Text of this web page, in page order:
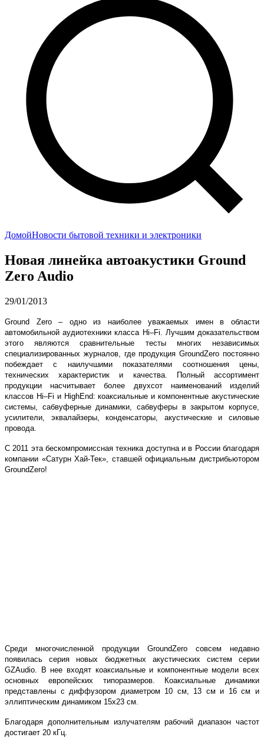
ДомойНовости бытовой техники и электроники
Новая линейка автоакустики Ground
Zero Audio
29/01/2013
Ground Zero– одно из наиболее уважаемых имен в области
автомобильной аудиотехники класса Hi–Fi . Лучшим доказательством
этого являются сравнительные тесты многих независимых
специализированных журналов, где продукцияGroundZero постоянно
побеждает с наилучшими показателями соотношения цены,
технических характеристик и качества. Полный ассортимент
продукции насчитывает более двухсот наименований изделий
классов Hi–Fi и HighEnd:коаксиальные и компонентные акустические
системы, сабвуферные динамики, сабвуферы в закрытом корпусе,
усилители, эквалайзеры, конденсаторы, акустические и силовые
провода.
C 2011 эта бескомпромиссная техника доступна и в России благодаря
компании «Сатурн Хай-Тек», ставшей официальным дистрибьютором
GroundZero!
Среди многочисленной продукции GroundZero совсем недавно
появилась серия новых бюджетных акустических систем серии
GZAudio . В нее входят коаксиальные и компонентные модели всех
основных европейских типоразмеров. Коаксиальные динамики
представлены с диффузором диаметром 10 см, 13 см и 16 см и
эллиптическим динамиком 15х23 см.
Благодаря дополнительным излучателям рабочий диапазон частот
достигает 20 кГц.